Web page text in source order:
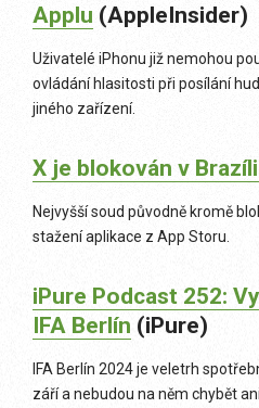
Applu (AppleInsider)
Uživatelé iPhonu již nemohou
ovládání hlasitosti při posílání
jiného zařízení.
X je blokován v
Nejvyšší soud původně kromě
stažení aplikace z App Storu.
iPure Podcast 252:
IFA Berlín (iPure)
IFA Berlín 2024 je veletrh
září a nebudou na něm chybět